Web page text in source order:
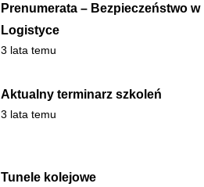
Prenumerata – Bezpieczeństwo w
Logistyce
3 lata temu
Aktualny terminarz szkoleń
3 lata temu
Tunele kolejowe